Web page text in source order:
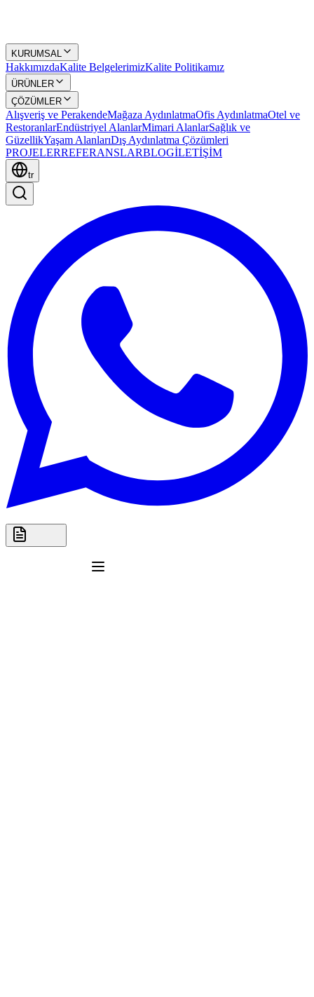
KURUMSAL
HakkımızdaKalite BelgelerimizKalite Politikamız
ÜRÜNLER
ÇÖZÜMLER
Alışveriş ve PerakendeMağaza AydınlatmaOfis AydınlatmaOtel ve
RestoranlarEndüstriyel AlanlarMimari AlanlarSağlık ve
GüzellikYaşam AlanlarıDış Aydınlatma Çözümleri
PROJELERREFERANSLARBLOGİLETİŞİM
tr